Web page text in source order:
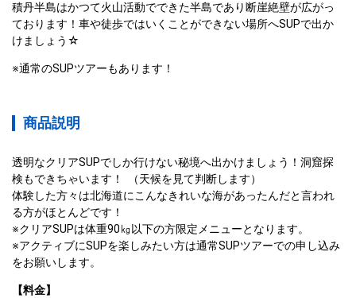
積丹半島はかつて火山活動でできた半島であり断崖絶壁が広がっ
ております！車や徒歩ではいくことができない場所へSUPで出か
けましょう☆
※通常のSUPツアーもあります！
商品説明
透明なクリアSUPでしか行けない秘境へ出かけましょう！洞窟探
検もできちゃいます！  （天候を見て判断します）
体験した方々は北海道にこんなきれいな海があったんだと言われ
る方がほとんどです！
※クリアSUPは体重90㎏以下の方限定メニューとなります。
※アクティブにSUPを楽しみたい方は通常SUPツアーでの申し込み
をお願いします。
【料金】